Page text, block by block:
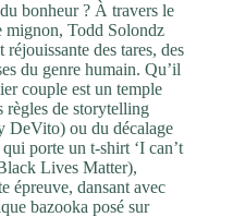
bonheur ? À travers le
mignon, Todd Solondz
des tares, des
du genre humain. Qu’il
couple est un temple
règles de storytelling
DeVito) ou du décalage
porte un t-shirt ‘I can’t
Lives Matter),
épreuve, dansant avec
bazooka posé sur